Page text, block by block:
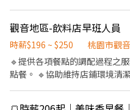
答客人問題，並提供建議。 #
補充食材和調味品。 # 清潔和
境。 排班區間：10:00-16:00
4小時，可視狀況調整) 1.當月滿80小時，再加獎金1200 2.另有績效
觀音地區-飲料店早班人員
時薪$196 ~ $250
桃園市觀
🔹提供各項餐點的調配過程之
點餐。 🔹協助維持店鋪環境清